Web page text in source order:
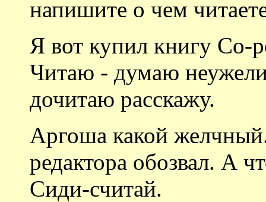
напишите о чем
Я вот купил книгу Со-
Читаю - думаю
дочитаю расскажу.
Аргоша какой
редактора обозвал. А
Сиди-считай.